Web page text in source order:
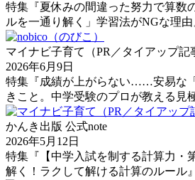
特集『夏休みの間違った努力で算数
ルを一通り解く」学習法がNGな理由
マイナビ子育て（PR／タイアップ記
2026年6月9日
特集『成績が上がらない……安易な
きこと。中学受験のプロが教える見
かんき出版 公式note
2026年5月12日
特集『【中学入試を制する計算力・
解く！ラクして解ける計算のルール』